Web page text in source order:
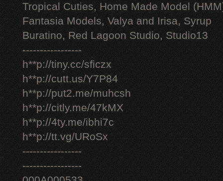
Tropical Cuties, Home Made Model
Fantasia Models, Valya and Irisa, Syrup
Buratino, Red Lagoon Studio, Studio13
-----------------
h**p://tiny.cc/sficzx
h**p://cutt.us/Y7P84
h**p://put2.me/muhcsh
h**p://citly.me/47kMX
h**p://4ty.me/ibhi7c
h**p://tt.vg/URoSx
-----------------
-----------------